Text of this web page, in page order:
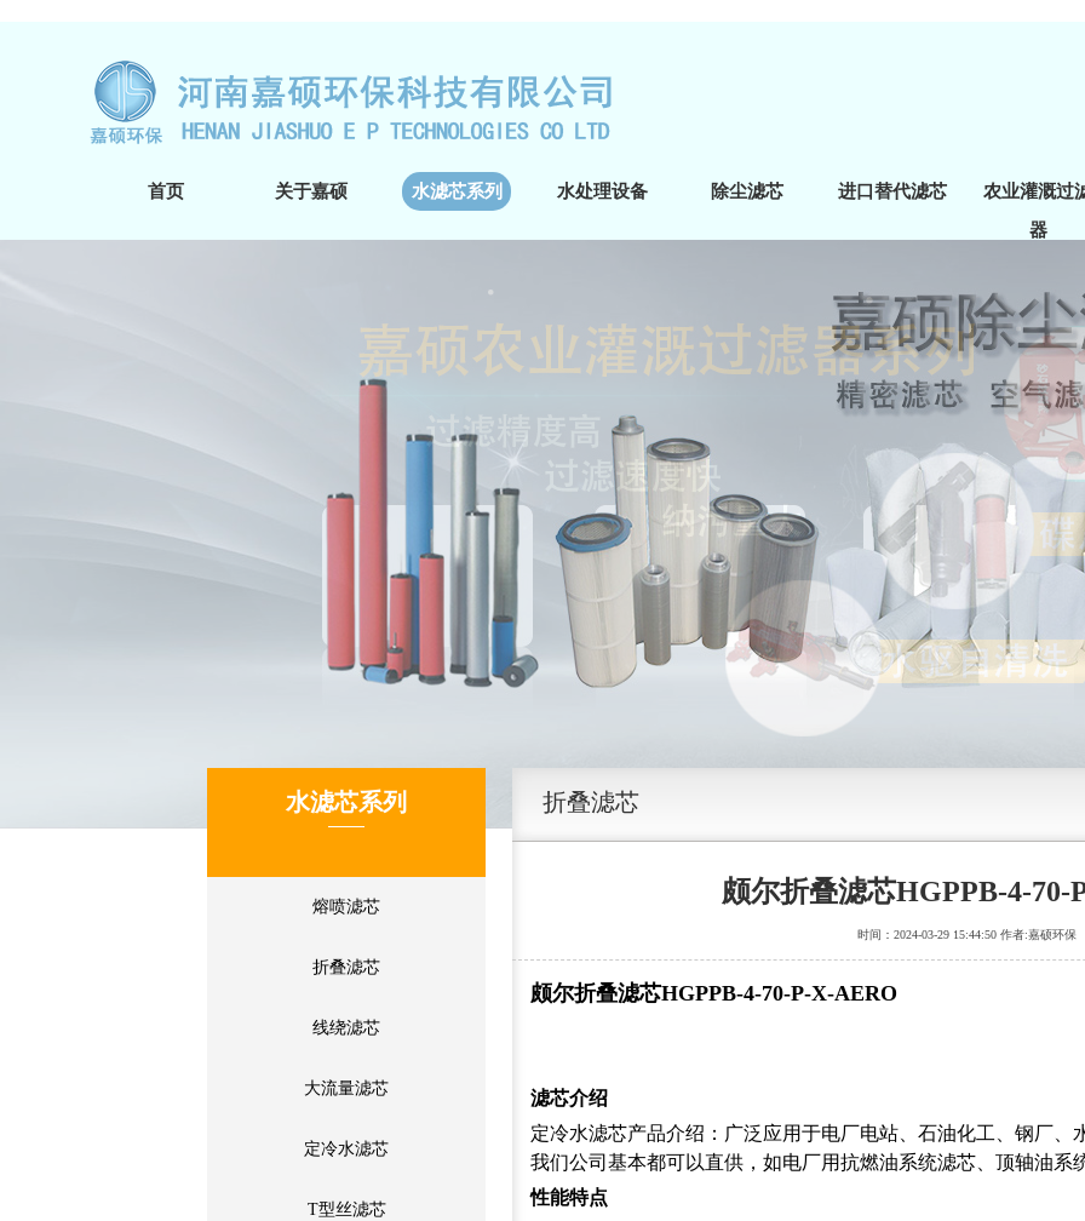
首页 关于嘉硕 水滤芯系列 水处理设备 除尘滤芯 进口替代滤芯
农业灌溉过
器
水滤芯系列
熔喷滤芯
折叠滤芯
线绕滤芯
大流量滤芯
定冷水滤芯
T型丝滤芯
折叠滤芯
颇尔折叠滤芯HGPPB-4-70-
时间：2024-03-29 15:44:50 作者:嘉硕环保
颇尔折叠滤芯HGPPB-4-70-P-X-AERO
滤芯介绍
定冷水滤芯产品介绍：广泛应用于电厂电站、石油化工、钢厂、
我们公司基本都可以直供，如电厂用抗燃油系统滤芯、顶轴油系
性能特点